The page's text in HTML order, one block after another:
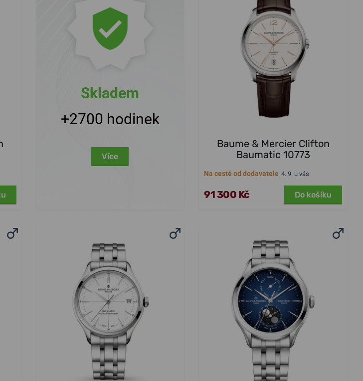
Skladem
+2700 hodinek
Více
Baume & Mercier Clifton
Baumatic 10773
Na cestě od dodavatele 4. 9. u vás
91 300 Kč Do košíku